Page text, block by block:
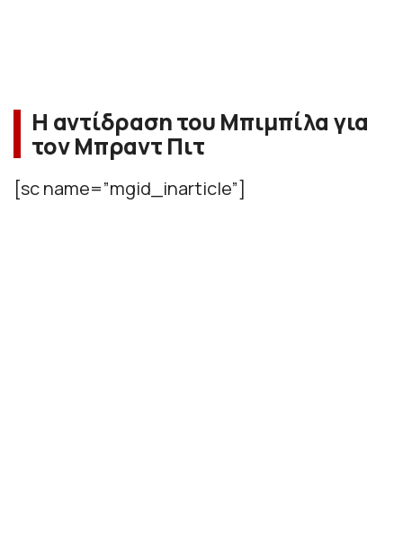
Η αντίδραση του Μπιμπίλα για
τον Μπραντ Πιτ
[sc name=”mgid_inarticle”]